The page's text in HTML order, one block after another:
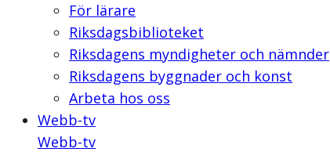
För lärare
Riksdagsbiblioteket
Riksdagens myndigheter och nämnder
Riksdagens byggnader och konst
Arbeta hos oss
Webb-tv
Webb-tv